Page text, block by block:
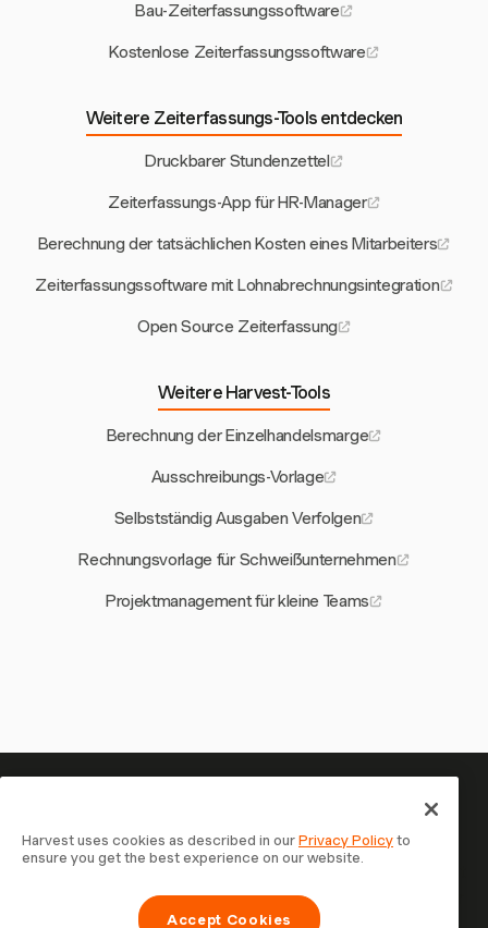
Bau-Zeiterfassungssoftware
Kostenlose Zeiterfassungssoftware
Weitere Zeiterfassungs-Tools entdecken
Druckbarer Stundenzettel
Zeiterfassungs-App für HR-Manager
Berechnung der tatsächlichen Kosten eines Mitarbeiters
Zeiterfassungssoftware mit Lohnabrechnungsintegration
Open Source Zeiterfassung
Weitere Harvest-Tools
Berechnung der Einzelhandelsmarge
Ausschreibungs-Vorlage
Selbstständig Ausgaben Verfolgen
Rechnungsvorlage für Schweißunternehmen
Projektmanagement für kleine Teams
Ihre Zeit verdient es, erfasst zu
werden — starten Sie jetzt
Schließen Sie sich über 70.000 Unternehmen an, die mit
Harvest Zeit erfassen, Kunden abrechnen und schneller
Harvest uses cookies as described in ourPrivacy Policyto
ensure you get the best experience on our website.
Accept Cookies